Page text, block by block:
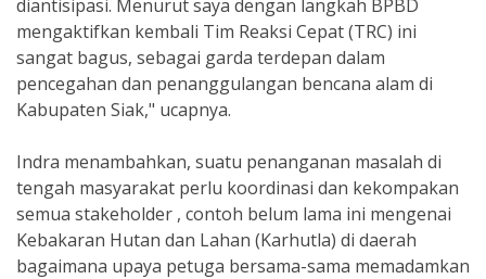
diantisipasi. Menurut saya dengan langkah BPBD
mengaktifkan kembali Tim Reaksi Cepat (TRC) ini
sangat bagus, sebagai garda terdepan dalam
pencegahan dan penanggulangan bencana alam di
Kabupaten Siak," ucapnya.
Indra menambahkan, suatu penanganan masalah di
tengah masyarakat perlu koordinasi dan kekompakan
semua stakeholder , contoh belum lama ini mengenai
Kebakaran Hutan dan Lahan (Karhutla) di daerah
bagaimana upaya petuga bersama-sama memadamkan